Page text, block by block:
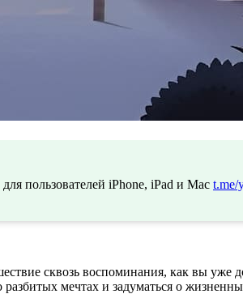
пользователей iPhone, iPad и Mac t.me/
сквозь воспоминания, как вы уже
мечтах и задуматься о